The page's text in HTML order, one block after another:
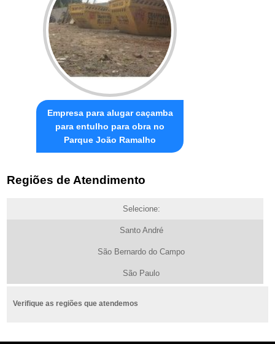
Empresa para alugar caçamba
para entulho para obra no
Parque João Ramalho
Regiões de Atendimento
Selecione:
Santo André
São Bernardo do Campo
São Paulo
Verifique as regiões que atendemos